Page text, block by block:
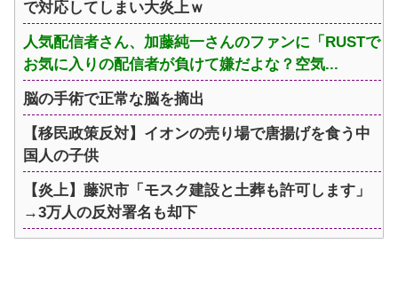
で対応してしまい大炎上ｗ
人気配信者さん、加藤純一さんのファンに「RUSTで
お気に入りの配信者が負けて嫌だよな？空気...
脳の手術で正常な脳を摘出
【移民政策反対】イオンの売り場で唐揚げを食う中
国人の子供
【炎上】藤沢市「モスク建設と土葬も許可します」
→3万人の反対署名も却下